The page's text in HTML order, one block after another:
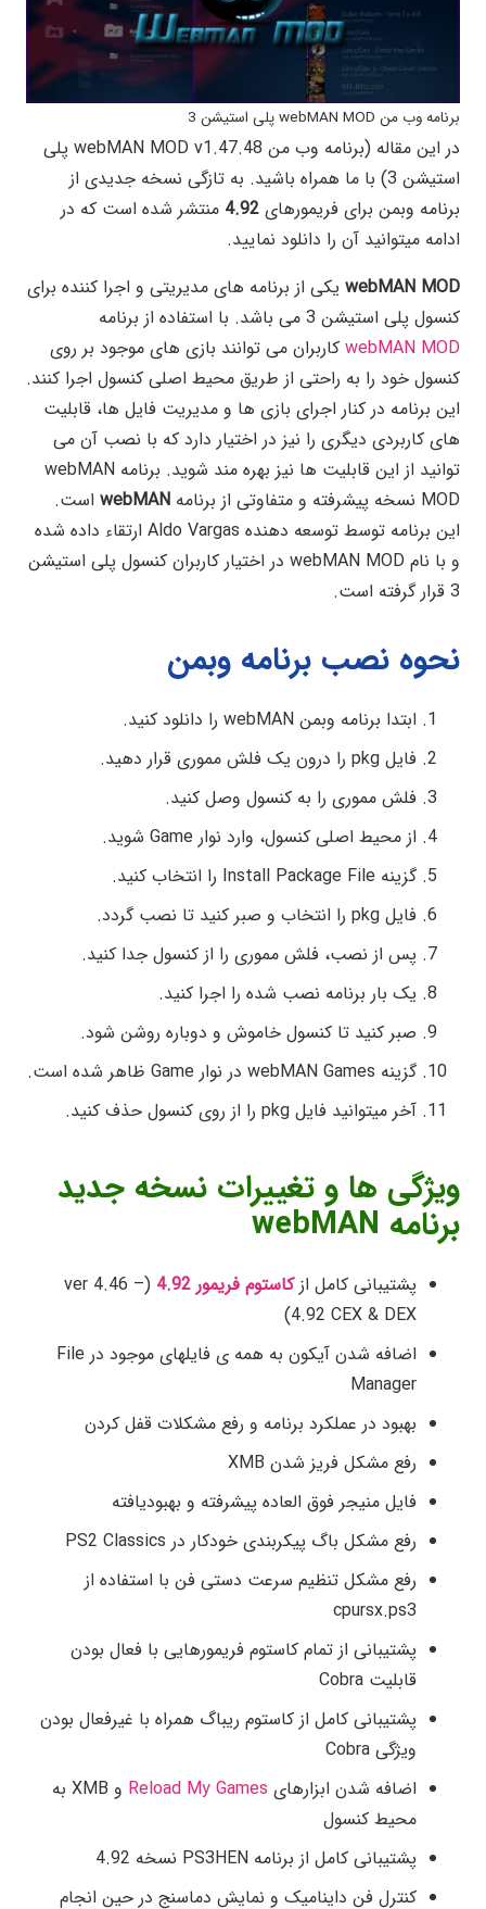
برنامه وب من webMAN MOD پلی استیشن 3
در این مقاله (برنامه وب من webMAN MOD v1.47.48 پلی
استیشن 3) با ما همراه باشید. به تازگی نسخه جدیدی از
برنامه وبمن برای فریمورهای 4.92 منتشر شده است که در
ادامه میتوانید آن را دانلود نمایید.
webMAN MOD یکی از برنامه های مدیریتی و اجرا کننده برای
کنسول پلی استیشن 3 می باشد. با استفاده از برنامه
webMAN MOD کاربران می توانند بازی های موجود بر روی
کنسول خود را به راحتی از طریق محیط اصلی کنسول اجرا کنند.
این برنامه در کنار اجرای بازی ها و مدیریت فایل ها، قابلیت
های کاربردی دیگری را نیز در اختیار دارد که با نصب آن می
توانید از این قابلیت ها نیز بهره مند شوید. برنامه webMAN
MOD نسخه پیشرفته و متفاوتی از برنامه
webMAN است.
این برنامه توسط توسعه دهنده Aldo Vargas ارتقاء داده شده
و با نام webMAN MOD در اختیار کاربران کنسول پلی استیشن
3 قرار گرفته است.
نحوه نصب برنامه وبمن
ابتدا برنامه وبمن webMAN را دانلود کنید.
فایل pkg را درون یک فلش مموری قرار دهید.
فلش مموری را به کنسول وصل کنید.
از محیط اصلی کنسول، وارد نوار Game شوید.
گزینه Install Package File را انتخاب کنید.
فایل pkg را انتخاب و صبر کنید تا نصب گردد.
پس از نصب، فلش مموری را از کنسول جدا کنید.
یک بار برنامه نصب شده را اجرا کنید.
صبر کنید تا کنسول خاموش و دوباره روشن شود.
گزینه webMAN Games در نوار Game ظاهر شده است.
آخر میتوانید فایل pkg را از روی کنسول حذف کنید.
ویژگی ها و تغییرات نسخه جدید
برنامه webMAN
پشتیبانی کامل ازکاستوم فریمور 4.92
(ver 4.46 –
4.92 CEX & DEX)
اضافه شدن آیکون به همه ی فایلهای موجود در File
Manager
بهبود در عملکرد برنامه و رفع مشکلات قفل کردن
رفع مشکل فریز شدن XMB
فایل منیجر فوق العاده پیشرفته و بهبودیافته
رفع مشکل باگ پیکربندی خودکار در PS2 Classics
رفع مشکل تنظیم سرعت دستی فن با استفاده از
cpursx.ps3
پشتیبانی از تمام کاستوم فریمورهایی با فعال بودن
قابلیت Cobra
پشتیبانی کامل از کاستوم ریباگ همراه با غیرفعال بودن
ویژگی Cobra
اضافه شدن ابزارهای Reload My Games
و XMB به
محیط کنسول
پشتیبانی کامل از برنامه PS3HEN نسخه 4.92
کنترل فن داینامیک و نمایش دماسنج در حین انجام